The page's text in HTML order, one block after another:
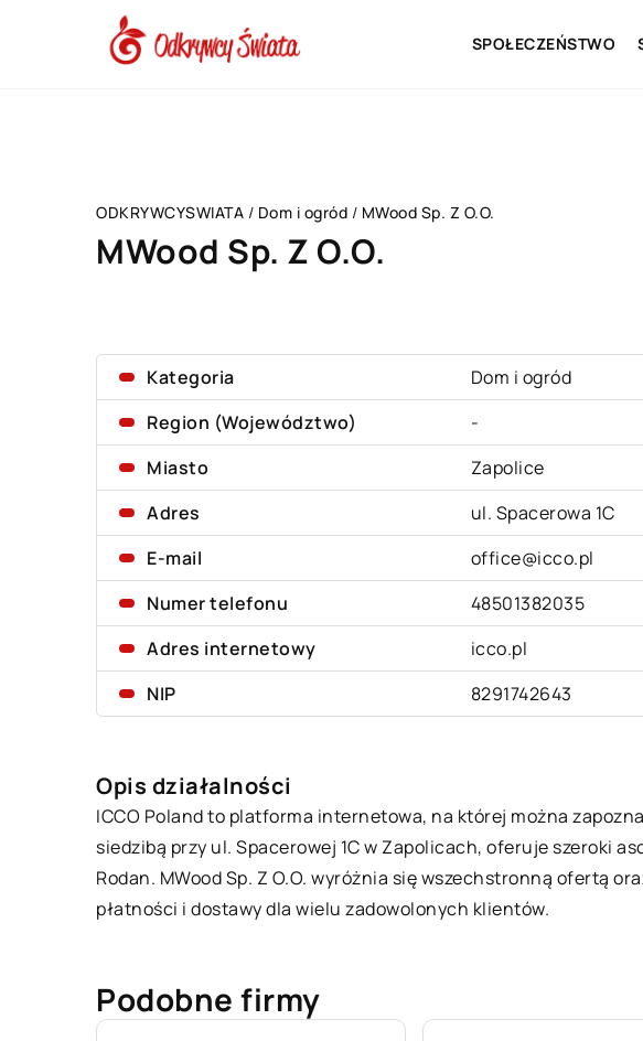
SPOŁECZEŃSTWO
ODKRYWCYSWIATA / Dom i ogród / MWood Sp. Z O.O.
MWood Sp. Z O.O.
Kategoria
Dom i ogród
Region (Województwo)
-
Miasto
Zapolice
Adres
ul. Spacerowa 1C
E-mail
office@icco.pl
Numer telefonu
48501382035
Adres internetowy
icco.pl
NIP
8291742643
Opis działalności
ICCO Poland to platforma internetowa, na której można
siedzibą przy ul. Spacerowej 1C w Zapolicach, oferuje szeroki
Rodan. MWood Sp. Z O.O. wyróżnia się wszechstronną ofertą
płatności i dostawy dla wielu zadowolonych klientów.
Podobne firmy